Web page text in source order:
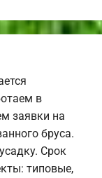
в
заявки на
бруса.
Срок
типовые,